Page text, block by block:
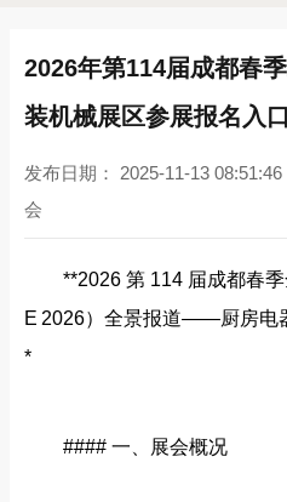
2026年第114届成都春
装机械展区参展报名入口
发布日期： 2025-11-13 08:51:46
会
**2026 第 114 届成都春
E 2026）全景报道——厨房电
*
#### 一、展会概况